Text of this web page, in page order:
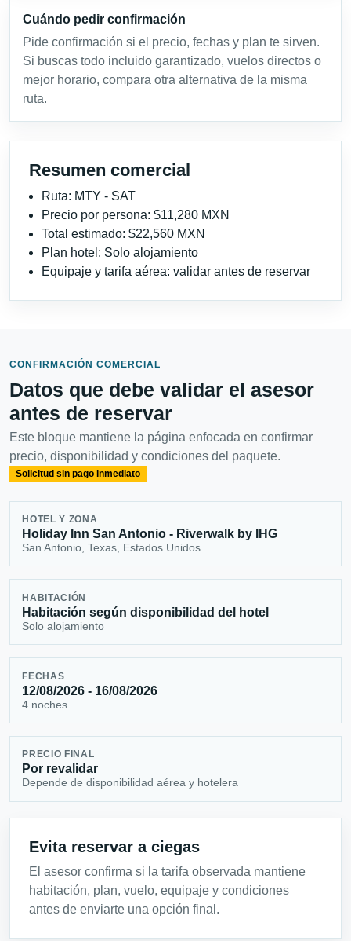
Cuándo pedir confirmación
Pide confirmación si el precio, fechas y plan te sirven.
Si buscas todo incluido garantizado, vuelos directos o
mejor horario, compara otra alternativa de la misma
ruta.
Resumen comercial
Ruta: MTY - SAT
Precio por persona: $11,280 MXN
Total estimado: $22,560 MXN
Plan hotel: Solo alojamiento
Equipaje y tarifa aérea: validar antes de reservar
CONFIRMACIÓN COMERCIAL
Datos que debe validar el asesor
antes de reservar
Este bloque mantiene la página enfocada en confirmar
precio, disponibilidad y condiciones del paquete.
Solicitud sin pago inmediato
HOTEL Y ZONA
Holiday Inn San Antonio - Riverwalk by IHG
San Antonio, Texas, Estados Unidos
HABITACIÓN
Habitación según disponibilidad del hotel
Solo alojamiento
FECHAS
12/08/2026 - 16/08/2026
4 noches
PRECIO FINAL
Por revalidar
Depende de disponibilidad aérea y hotelera
Evita reservar a ciegas
El asesor confirma si la tarifa observada mantiene
habitación, plan, vuelo, equipaje y condiciones
antes de enviarte una opción final.